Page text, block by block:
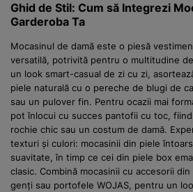
Ghid de Stil: Cum să Integrezi
Garderoba Ta
Mocasinul de damă este o piesă
versatilă, potrivită pentru o multitudine
un look smart-casual de zi cu zi,
piele naturală cu o pereche de blugi de
sau un pulover fin. Pentru ocazii mai
pot înlocui cu succes pantofii cu toc,
rochie chic sau un costum de damă.
texturi și culori: mocasinii din piele
suavitate, în timp ce cei din piele box
clasic. Combină mocasinii cu accesorii
genți sau portofele WOJAS, pentru un